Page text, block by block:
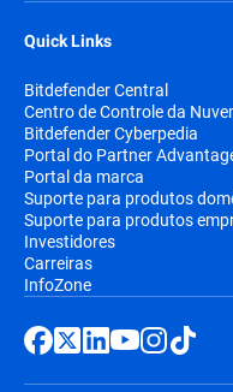
Quick Links
Bitdefender Central
Centro de Controle da
Bitdefender Cyberpedia
Portal do Partner
Portal da marca
Suporte para produtos
Suporte para produtos
Investidores
Carreiras
InfoZone